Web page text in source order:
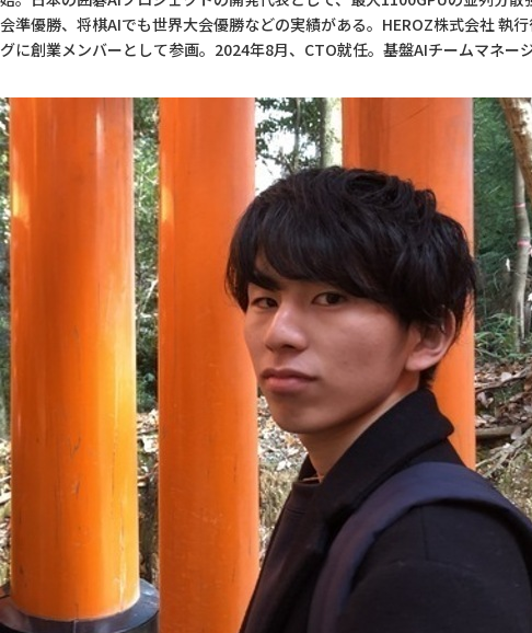
会準優勝、将棋AIでも世界大会優勝などの実績がある。HEROZ株式会社 執
グに創業メンバーとして参画。2024年8月、CTO就任。基盤AIチームマネージ